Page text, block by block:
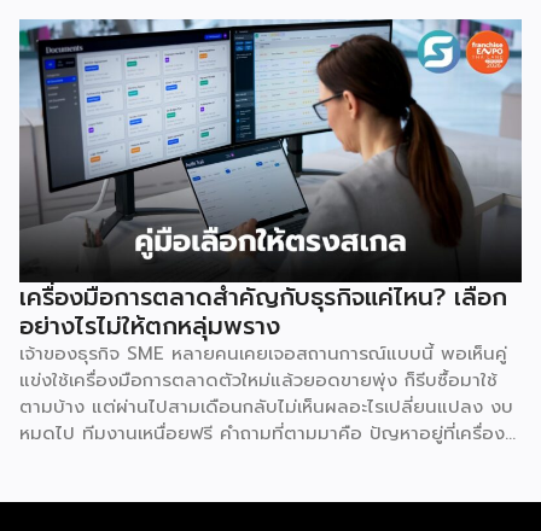
การลงทุนที่น่าสนใจและช่วยลดอุปสรรคสำหรับผู้เริ่มต้นได้อย่างมี
ประสิทธิภาพ เหตุผลประการแรกคือ การมีโมเดลธุรกิจที่ชัดเจน
และพร้อมนำไปใช้ทันที ซึ่งถือเป็นการลดความเสี่ยงด้านการลงทุน
ได้อย่างดีที่สุด เนื่องจากผู้ลงทุนไม่จำเป็นต้องเสียเวลาลองผิด
ลองถูกเอง ระบบแฟรนไชส์ถูกออกแบบและผ่านการพิสูจน์ความ
สำเร็จมาแล้วโดยเจ้าของแบรนด์ ซึ่งมีการจัดเตรียมอุปกรณ์
โครงสร้างร้านตามมาตรฐาน พร้อมคู่มือการปฏิบัติงานที่ชัดเจน
อีกทั้งยังมีทีมงานคอยช่วยสอนงานทั้งภาคทฤษฎีและปฏิบัติก่อน
เปิดร้านจริง ทำให้ผู้ซื้อแฟรนไชส์สามารถควบคุมคุณภาพของ
สินค้าและบริการให้เป็นไปตามมาตรฐานได้อย่างง่ายดาย เหตุผล
ประการต่อมาคือ แบรนด์มีชื่อเสียงและมีฐานลูกค้าที่แข็งแกร่งอยู่
แล้ว การซื้อแฟรนไชส์ทำให้ผู้ลงทุนได้ครอบครองแบรนด์ที่เป็นที่
รู้จักในตลาด ส่งผลให้มีกลุ่มลูกค้าพร้อมอุดหนุนตั้งแต่วันแรกที่
เปิดทำการ นอกจากนี้ เจ้าของแบรนด์ยังทำการตลาด
ประชาสัมพันธ์ และสร้างการรับรู้แบรนด์อย่างต่อเนื่อง ซึ่งช่วยให้
ผู้ลงทุนประหยัดงบประมาณด้านการตลาดและสร้างความเชื่อมั่น
ให้กับผู้บริโภคได้อย่างรวดเร็ว ประการที่สามคือ การมีที่ปรึกษา
เครื่องมือการตลาดสำคัญกับธุรกิจแค่ไหน? เลือก
อย่างไรไม่ให้ตกหลุ่มพราง
เจ้าของธุรกิจ SME หลายคนเคยเจอสถานการณ์แบบนี้ พอเห็นคู่
แข่งใช้เครื่องมือการตลาดตัวใหม่แล้วยอดขายพุ่ง ก็รีบซื้อมาใช้
ตามบ้าง แต่ผ่านไปสามเดือนกลับไม่เห็นผลอะไรเปลี่ยนแปลง งบ
หมดไป ทีมงานเหนื่อยฟรี คำถามที่ตามมาคือ ปัญหาอยู่ที่เครื่อง